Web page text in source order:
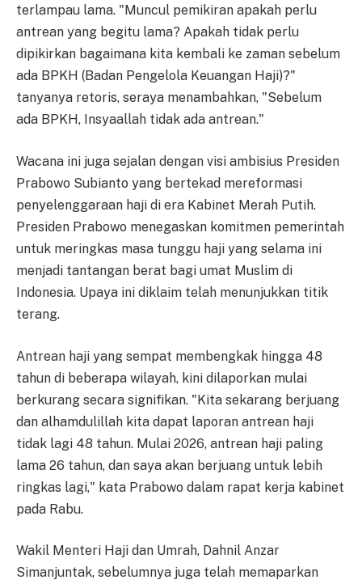
terlampau lama. "Muncul pemikiran apakah perlu
antrean yang begitu lama? Apakah tidak perlu
dipikirkan bagaimana kita kembali ke zaman sebelum
ada BPKH (Badan Pengelola Keuangan Haji)?"
tanyanya retoris, seraya menambahkan, "Sebelum
ada BPKH, Insyaallah tidak ada antrean."
Wacana ini juga sejalan dengan visi ambisius Presiden
Prabowo Subianto yang bertekad mereformasi
penyelenggaraan haji di era Kabinet Merah Putih.
Presiden Prabowo menegaskan komitmen pemerintah
untuk meringkas masa tunggu haji yang selama ini
menjadi tantangan berat bagi umat Muslim di
Indonesia. Upaya ini diklaim telah menunjukkan titik
terang.
Antrean haji yang sempat membengkak hingga 48
tahun di beberapa wilayah, kini dilaporkan mulai
berkurang secara signifikan. "Kita sekarang berjuang
dan alhamdulillah kita dapat laporan antrean haji
tidak lagi 48 tahun. Mulai 2026, antrean haji paling
lama 26 tahun, dan saya akan berjuang untuk lebih
ringkas lagi," kata Prabowo dalam rapat kerja kabinet
pada Rabu.
Wakil Menteri Haji dan Umrah, Dahnil Anzar
Simanjuntak, sebelumnya juga telah memaparkan